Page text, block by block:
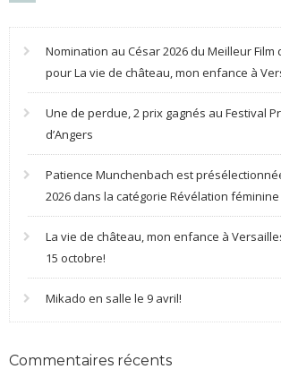
Nomination au César 2026 du Meilleur Film
pour La vie de château, mon enfance à
Une de perdue, 2 prix gagnés au Festival
d’Angers
Patience Munchenbach est
2026 dans la catégorie Révélation
La vie de château, mon enfance à
15 octobre!
Mikado en salle le 9 avril!
Commentaires récents